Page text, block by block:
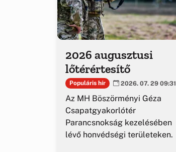
2026 augusztusi
lőtérértesítő
Populáris hír 2026. 07. 29 09:31
Az MH Böszörményi Géza
Csapatgyakorlótér
Parancsnokság kezelésében
lévő honvédségi területeken.